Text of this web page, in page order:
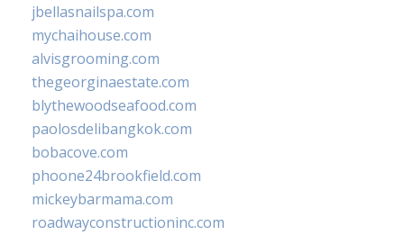
jbellasnailspa.com
mychaihouse.com
alvisgrooming.com
thegeorginaestate.com
blythewoodseafood.com
paolosdelibangkok.com
bobacove.com
phoone24brookfield.com
mickeybarmama.com
roadwayconstructioninc.com